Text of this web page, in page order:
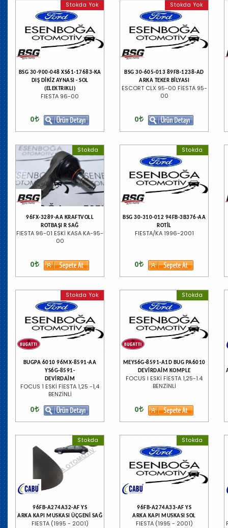
Stokda Yok
BSG 30-900-048 XS61-17683-KA
DIŞ DİKİZ AYNASI - SOL
(ELEKTRIKLI)
FIESTA 96-00
0
Stokda Yok
BSG 30-605-013 89FB-1238-AD
ARKA TEKER BİLYASI
ESCORT CLX 95-00 FİESTA 95-
00
0
Stokda
96FX-3289-AA KRAFTVOLL
ROTBAŞI R SAĞ
FIESTA 96-01 ESKİ KASA KA-95-
00
0
Stokda
BSG 30-310-012 94FB-3B376-AA
ROTİL
FIESTA/KA 1996-2001
0
Stokda Yok
BUGPA 6010 96MX-8591-AA
YS6G-8591-
DEVİRDAİM
FOCUS 1 ESKİ FİESTA 1,25 -1,4
BENZİNLİ
0
Stokda
MEYS6G-8591-A1D BUG PA6010
DEVİRDAİM KOMPLE
FOCUS I ESKİ FİESTA 1,25-1.4
BENZİNLİ
0
Stokda
96FB-A274A32-AF YS
ARKA KAPI MUSKASI ÜÇGENİ SAĞ
FIESTA (1995 - 2001)
Stokda
96FB-A274A33-AF YS
ARKA KAPI MUSKASI SOL
FIESTA (1995 - 2001)